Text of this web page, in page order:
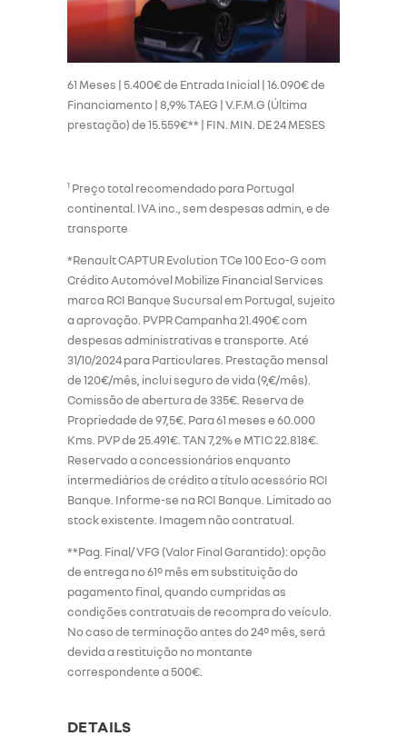
61 Meses | 5.400€ de Entrada Inicial | 16.090€ de
Financiamento | 8,9% TAEG | V.F.M.G (Última
prestação) de 15.559€** | FIN. MIN. DE 24 MESES
1 Preço total recomendado para Portugal
continental. IVA inc., sem despesas admin, e de
transporte
*Renault CAPTUR Evolution TCe 100 Eco-G com
Crédito Automóvel Mobilize Financial Services
marca RCI Banque Sucursal em Portugal, sujeito
a aprovação. PVPR Campanha 21.490€ com
despesas administrativas e transporte. Até
31/10/2024 para Particulares. Prestação mensal
de 120€/mês, inclui seguro de vida (9,€/mês).
Comissão de abertura de 335€. Reserva de
Propriedade de 97,5€. Para 61 meses e 60.000
Kms. PVP de 25.491€. TAN 7,2% e MTIC 22.818€.
Reservado a concessionários enquanto
intermediários de crédito a título acessório RCI
Banque. Informe-se na RCI Banque. Limitado ao
stock existente. Imagem não contratual.
**Pag. Final/ VFG (Valor Final Garantido): opção
de entrega no 61º mês em substituição do
pagamento final, quando cumpridas as
condições contratuais de recompra do veículo.
No caso de terminação antes do 24º mês, será
devida a restituição no montante
correspondente a 500€.
DETAILS